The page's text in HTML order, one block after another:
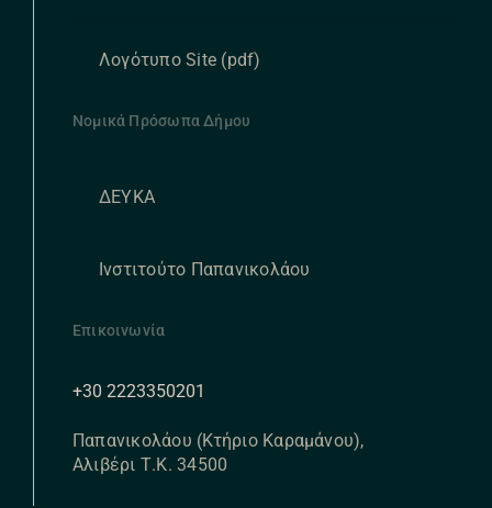
Λογότυπο Site (pdf)
Νομικά Πρόσωπα Δήμου
ΔΕΥΚΑ
Ινστιτούτο Παπανικολάου
Επικοινωνία
+30 2223350201
Παπανικολάου (Κτήριο Καραμάνου),
Αλιβέρι Τ.Κ. 34500